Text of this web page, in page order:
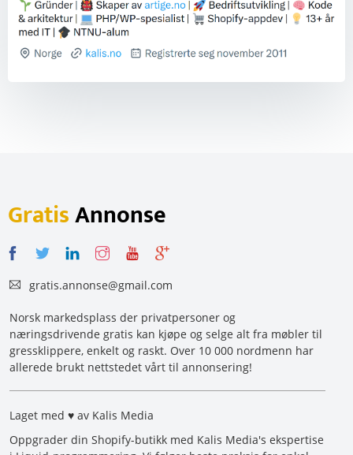
GratisAnnonse
gratis.annonse@gmail.com
Norsk markedsplass der privatpersoner og
næringsdrivende gratis kan kjøpe og selge alt fra møbler til
gressklippere, enkelt og raskt. Over 10 000 nordmenn har
allerede brukt nettstedet vårt til annonsering!
Laget med ♥ av Kalis Media
Oppgrader din Shopify-butikk med Kalis Media's ekspertise